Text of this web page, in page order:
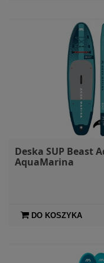
Deska SUP Beast
AquaMarina
DO KOSZYKA